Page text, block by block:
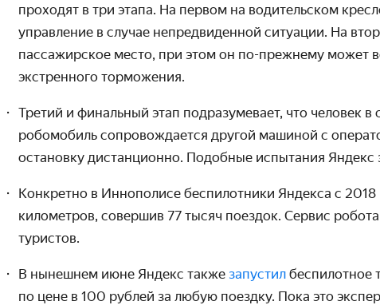
проходят в три этапа. На первом на водительском
управление в случае непредвиденной ситуации. На
пассажирское место, при этом он по-прежнему может
экстренного торможения.
Третий и финальный этап подразумевает, что человек в
робомобиль сопровождается другой машиной с
остановку дистанционно. Подобные испытания Яндекс
Конкретно в Иннополисе беспилотники Яндекса с
километров, совершив 77 тысяч поездок. Сервис
туристов.
В нынешнем июне Яндекс также запустил беспилотное
по цене в 100 рублей за любую поездку. Пока это